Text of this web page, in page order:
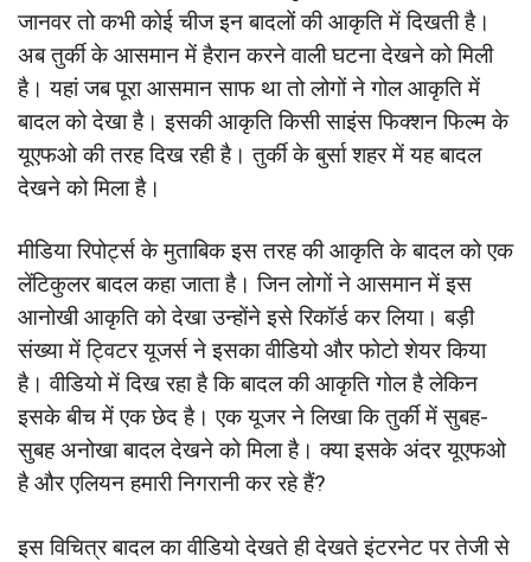
जानवर तो कभी कोई चीज इन बादलों की आकृति में दिखती है।
अब तुर्की के आसमान में हैरान करने वाली घटना देखने को मिली
है। यहां जब पूरा आसमान साफ था तो लोगों ने गोल आकृति में
बादल को देखा है। इसकी आकृति किसी साइंस फिक्शन फिल्म के
यूएफओ की तरह दिख रही है। तुर्की के बुर्सा शहर में यह बादल
देखने को मिला है।
मीडिया रिपोर्ट्स के मुताबिक इस तरह की आकृति के बादल को एक
लेंटिकुलर बादल कहा जाता है। जिन लोगों ने आसमान में इस
आनोखी आकृति को देखा उन्होंने इसे रिकॉर्ड कर लिया। बड़ी
संख्या में ट्विटर यूजर्स ने इसका वीडियो और फोटो शेयर किया
है। वीडियो में दिख रहा है कि बादल की आकृति गोल है लेकिन
इसके बीच में एक छेद है। एक यूजर ने लिखा कि तुर्की में सुबह-
सुबह अनोखा बादल देखने को मिला है। क्या इसके अंदर यूएफओ
है और एलियन हमारी निगरानी कर रहे हैं?
इस विचित्र बादल का वीडियो देखते ही देखते इंटरनेट पर तेजी से